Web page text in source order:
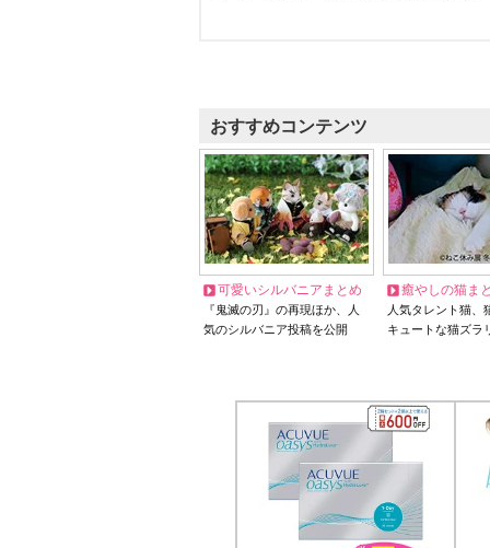
おすすめコンテンツ
可愛いシルバニアまとめ
『鬼滅の刃』の再現ほか、人
気のシルバニア投稿を公開
癒やしの猫ま
人気タレント猫
キュートな猫ズラ